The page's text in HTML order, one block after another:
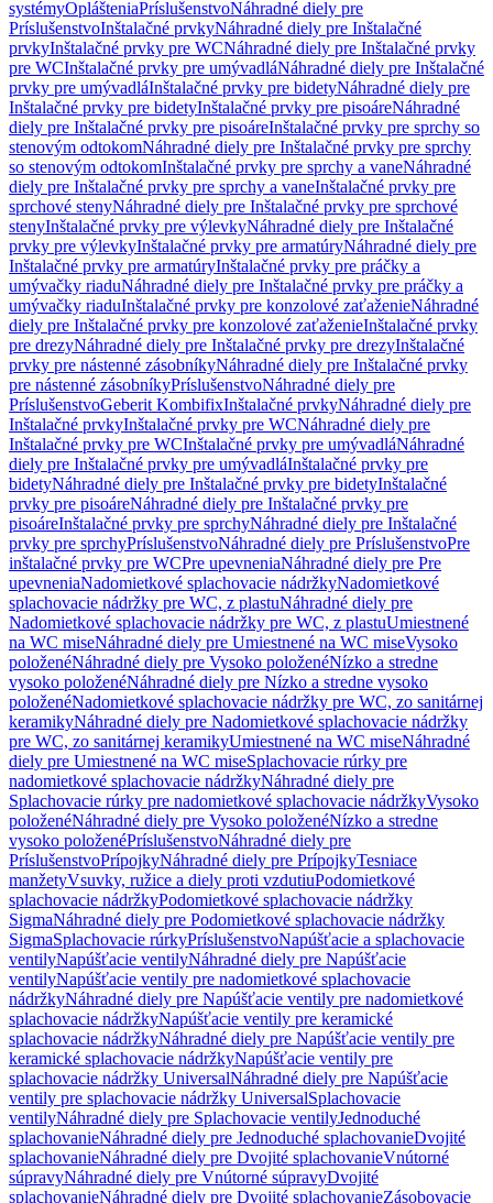
systémyOplášteniaPríslušenstvoNáhradné diely pre
PríslušenstvoInštalačné prvkyNáhradné diely pre Inštalačné
prvkyInštalačné prvky pre WCNáhradné diely pre Inštalačné prvky
pre WCInštalačné prvky pre umývadláNáhradné diely pre Inštalačné
prvky pre umývadláInštalačné prvky pre bidetyNáhradné diely pre
Inštalačné prvky pre bidetyInštalačné prvky pre pisoáreNáhradné
diely pre Inštalačné prvky pre pisoáreInštalačné prvky pre sprchy so
stenovým odtokomNáhradné diely pre Inštalačné prvky pre sprchy
so stenovým odtokomInštalačné prvky pre sprchy a vaneNáhradné
diely pre Inštalačné prvky pre sprchy a vaneInštalačné prvky pre
sprchové stenyNáhradné diely pre Inštalačné prvky pre sprchové
stenyInštalačné prvky pre výlevkyNáhradné diely pre Inštalačné
prvky pre výlevkyInštalačné prvky pre armatúryNáhradné diely pre
Inštalačné prvky pre armatúryInštalačné prvky pre práčky a
umývačky riaduNáhradné diely pre Inštalačné prvky pre práčky a
umývačky riaduInštalačné prvky pre konzolové zaťaženieNáhradné
diely pre Inštalačné prvky pre konzolové zaťaženieInštalačné prvky
pre drezyNáhradné diely pre Inštalačné prvky pre drezyInštalačné
prvky pre nástenné zásobníkyNáhradné diely pre Inštalačné prvky
pre nástenné zásobníkyPríslušenstvoNáhradné diely pre
PríslušenstvoGeberit KombifixInštalačné prvkyNáhradné diely pre
Inštalačné prvkyInštalačné prvky pre WCNáhradné diely pre
Inštalačné prvky pre WCInštalačné prvky pre umývadláNáhradné
diely pre Inštalačné prvky pre umývadláInštalačné prvky pre
bidetyNáhradné diely pre Inštalačné prvky pre bidetyInštalačné
prvky pre pisoáreNáhradné diely pre Inštalačné prvky pre
pisoáreInštalačné prvky pre sprchyNáhradné diely pre Inštalačné
prvky pre sprchyPríslušenstvoNáhradné diely pre PríslušenstvoPre
inštalačné prvky pre WCPre upevneniaNáhradné diely pre Pre
upevneniaNadomietkové splachovacie nádržkyNadomietkové
splachovacie nádržky pre WC, z plastuNáhradné diely pre
Nadomietkové splachovacie nádržky pre WC, z plastuUmiestnené
na WC miseNáhradné diely pre Umiestnené na WC miseVysoko
položenéNáhradné diely pre Vysoko položenéNízko a stredne
vysoko položenéNáhradné diely pre Nízko a stredne vysoko
položenéNadomietkové splachovacie nádržky pre WC, zo sanitárnej
keramikyNáhradné diely pre Nadomietkové splachovacie nádržky
pre WC, zo sanitárnej keramikyUmiestnené na WC miseNáhradné
diely pre Umiestnené na WC miseSplachovacie rúrky pre
nadomietkové splachovacie nádržkyNáhradné diely pre
Splachovacie rúrky pre nadomietkové splachovacie nádržkyVysoko
položenéNáhradné diely pre Vysoko položenéNízko a stredne
vysoko položenéPríslušenstvoNáhradné diely pre
PríslušenstvoPrípojkyNáhradné diely pre PrípojkyTesniace
manžetyVsuvky, ružice a diely proti vzdutiuPodomietkové
splachovacie nádržkyPodomietkové splachovacie nádržky
SigmaNáhradné diely pre Podomietkové splachovacie nádržky
SigmaSplachovacie rúrkyPríslušenstvoNapúšťacie a splachovacie
ventilyNapúšťacie ventilyNáhradné diely pre Napúšťacie
ventilyNapúšťacie ventily pre nadomietkové splachovacie
nádržkyNáhradné diely pre Napúšťacie ventily pre nadomietkové
splachovacie nádržkyNapúšťacie ventily pre keramické
splachovacie nádržkyNáhradné diely pre Napúšťacie ventily pre
keramické splachovacie nádržkyNapúšťacie ventily pre
splachovacie nádržky UniversalNáhradné diely pre Napúšťacie
ventily pre splachovacie nádržky UniversalSplachovacie
ventilyNáhradné diely pre Splachovacie ventilyJednoduché
splachovanieNáhradné diely pre Jednoduché splachovanieDvojité
splachovanieNáhradné diely pre Dvojité splachovanieVnútorné
súpravyNáhradné diely pre Vnútorné súpravyDvojité
splachovanieNáhradné diely pre Dvojité splachovanieZásobovacie